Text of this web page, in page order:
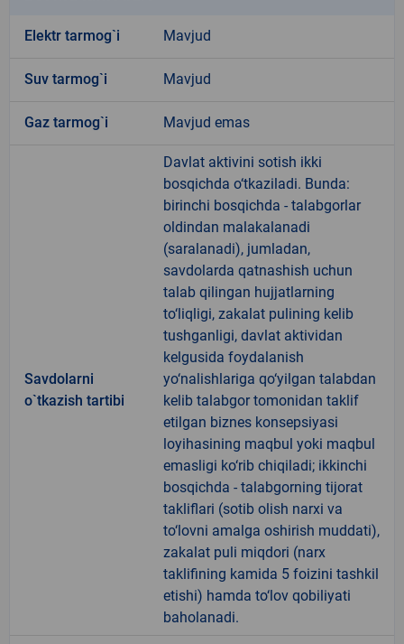
Elektr tarmog`i Mavjud
Suv tarmog`i Mavjud
Gaz tarmog`i Mavjud emas
Savdolarni
o`tkazish tartibi
Davlat aktivini sotish ikki
bosqichda o‘tkaziladi. Bunda:
birinchi bosqichda - talabgorlar
oldindan malakalanadi
(saralanadi), jumladan,
savdolarda qatnashish uchun
talab qilingan hujjatlarning
to‘liqligi, zakalat pulining kelib
tushganligi, davlat aktividan
kelgusida foydalanish
yo‘nalishlariga qo‘yilgan talabdan
kelib talabgor tomonidan taklif
etilgan biznes konsepsiyasi
loyihasining maqbul yoki maqbul
emasligi ko‘rib chiqiladi; ikkinchi
bosqichda - talabgorning tijorat
takliflari (sotib olish narxi va
to‘lovni amalga oshirish muddati),
zakalat puli miqdori (narx
taklifining kamida 5 foizini tashkil
etishi) hamda to‘lov qobiliyati
baholanadi.